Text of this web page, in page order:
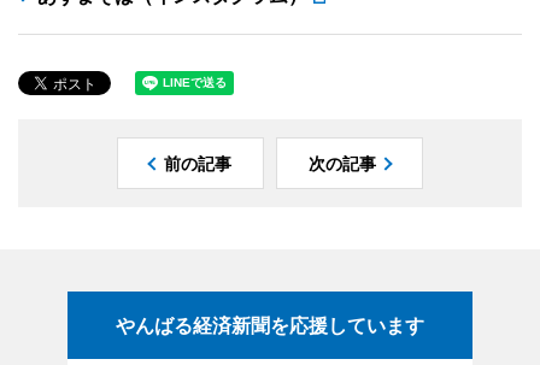
前の記事 次の記事
やんばる経済新聞を応援しています